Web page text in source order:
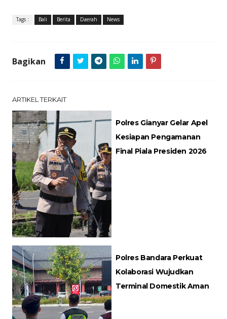
Tags : Bali Berita Daerah News
Bagikan
ARTIKEL TERKAIT
Polres Gianyar Gelar Apel
Kesiapan Pengamanan
Final Piala Presiden 2026
Polres Bandara Perkuat
Kolaborasi Wujudkan
Terminal Domestik Aman